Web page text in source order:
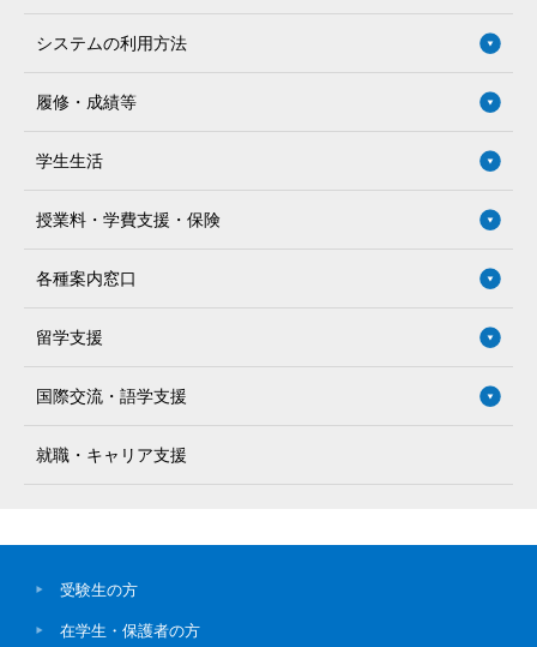
システムの利用方法
履修・成績等
学生生活
授業料・学費支援・保険
各種案内窓口
留学支援
国際交流・語学支援
就職・キャリア支援
受験生の方
在学生・保護者の方